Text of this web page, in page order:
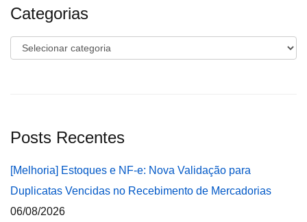
Categorias
Categorias
Posts Recentes
[Melhoria] Estoques e NF-e: Nova Validação para
Duplicatas Vencidas no Recebimento de Mercadorias
06/08/2026